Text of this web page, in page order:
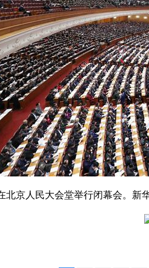
京人民大会堂举行闭幕会。新